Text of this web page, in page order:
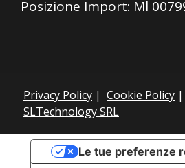
Posizione Import: Ml
Privacy Policy | Cookie Policy |
SLTechnology SRL
Le tue preferenze